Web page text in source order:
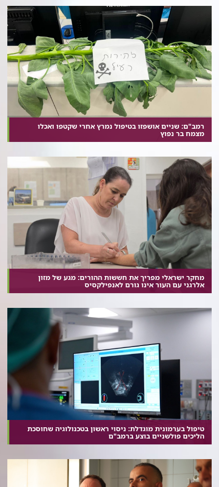
רמב"ם: שניים אושפזו בטיפול נמרץ אחרי שקטפו ואכלו
מצמח בר נפוץ
מחקר ישראלי מפריך את חששות ההורים: מגע של מזון
אלרגני עם העור אינו גורם לאנפילקסיס
טיפול בערמונית מוגדלת: ניסוי ראשון בטכנולוגיה שחוסכת
הליכים פולשניים בוצע ברמב"ם